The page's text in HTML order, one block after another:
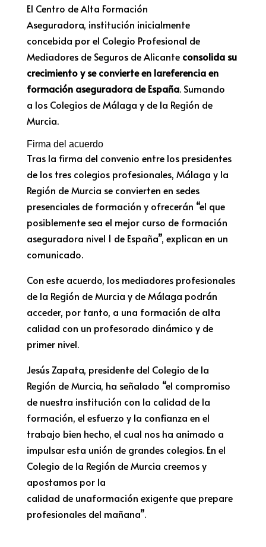
El Centro de Alta Formación
Aseguradora, institución inicialmente
concebida por el Colegio Profesional de
Mediadores de Seguros de Alicante consolida su
crecimiento y se convierte en lareferencia en
formación aseguradora de España. Sumando
a los Colegios de Málaga y de la Región de
Murcia.
Firma del acuerdo
Tras la firma del convenio entre los presidentes
de los tres colegios profesionales, Málaga y la
Región de Murcia se convierten en sedes
presenciales de formación y ofrecerán “el que
posiblemente sea el mejor curso de formación
aseguradora nivel 1 de España”, explican en un
comunicado.
Con este acuerdo, los mediadores profesionales
de la Región de Murcia y de Málaga podrán
acceder, por tanto, a una formación de alta
calidad con un profesorado dinámico y de
primer nivel.
Jesús Zapata, presidente del Colegio de la
Región de Murcia, ha señalado “el compromiso
de nuestra institución con la calidad de la
formación, el esfuerzo y la confianza en el
trabajo bien hecho, el cual nos ha animado a
impulsar esta unión de grandes colegios. En el
Colegio de la Región de Murcia creemos y
apostamos por la
calidad de unaformación exigente que prepare
profesionales del mañana”.